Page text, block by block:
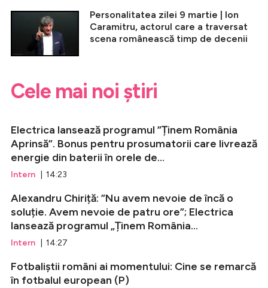
Personalitatea zilei 9 martie | Ion
Caramitru, actorul care a traversat
scena românească timp de decenii
Cele mai noi știri
Electrica lansează programul ”Ținem România
Aprinsă”. Bonus pentru prosumatorii care livrează
energie din baterii în orele de...
Intern | 14:23
Alexandru Chiriță: ”Nu avem nevoie de încă o
soluție. Avem nevoie de patru ore”; Electrica
lansează programul „Ținem România...
Intern | 14:27
Fotbaliștii români ai momentului: Cine se remarcă
în fotbalul european (P)